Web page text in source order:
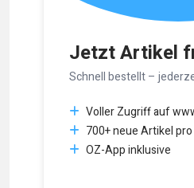
Jetzt Artikel
Schnell bestellt –
Voller Zugriff auf
700+ neue Artikel
OZ-App inklusive